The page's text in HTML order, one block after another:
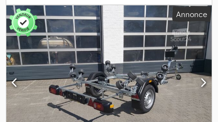
Vous pouvez venir chercher votre nouvelle remorque vous-même
ou vous faire livrer. La plateforme en ligne pour acheter votre
nouvelle remorque propose des marques de qualité ! Dkedpfx
Aszl Hxnjnxsr Plus de 850 nouvelles remorques en stock. Plus de
130 remorques d’occasion en permanence en offre. Exemple à
titre indicatif : nouvelle remorque pour bateau, 600 kg, châssis à
un essieu. Remorque pour bateau pneumatique, châssis à un
essieu, 600 kg de PTAC, pneumatiques de marque avec jantes en
acier, cadre en acier en forme de V, galvanisé à chaud, 472 x 158
cm, pour bateaux jusqu’à 4,6 mètres (15). Éclairage moderne,
connecteur 13 pôles, support avec fermeture rapide amovible.
Accessoires séparés : Treuil à câble, sangle protégée avec
Annonce